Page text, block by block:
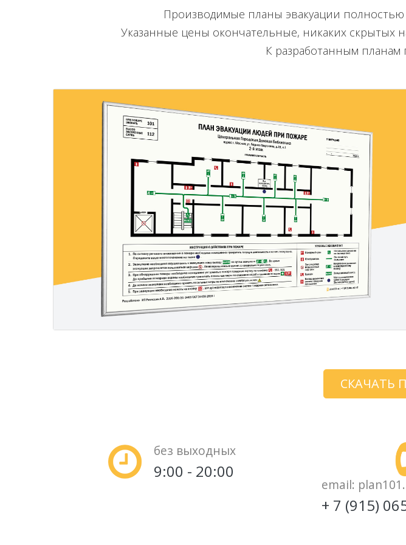
Производимые планы эвакуации полностью
Указанные цены окончательные, никаких скрытых
К разработанным планам
СКАЧАТЬ
без выходных
9:00 - 20:00
email:
+ 7 (915)